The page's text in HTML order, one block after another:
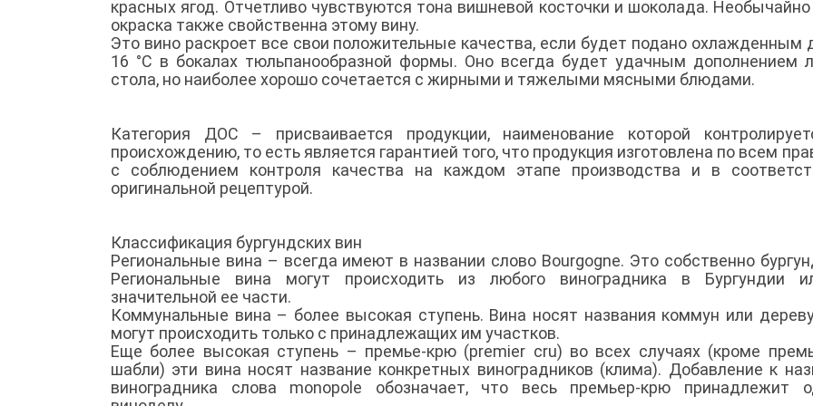
красных ягод. Отчетливо чувствуются тона вишневой косточки и шоколада. Необычайно
окраска также свойственна этому вину.
Это вино раскроет все свои положительные качества, если будет подано охлажденным
16 °С в бокалах тюльпанообразной формы. Оно всегда будет удачным дополнением
стола, но наиболее хорошо сочетается с жирными и тяжелыми мясными блюдами.
Категория ДОС – присваивается продукции, наименование которой
происхождению, то есть является гарантией того, что продукция изготовлена по всем
с соблюдением контроля качества на каждом этапе производства и в
оригинальной рецептурой.
Классификация бургундских вин
Региональные вина – всегда имеют в названии слово Bourgogne. Это собственно
Региональные вина могут происходить из любого виноградника в Бургундии
значительной ее части.
Коммунальные вина – более высокая ступень. Вина носят названия коммун или
могут происходить только с принадлежащих им участков.
Еще более высокая ступень – премье-крю (premier cru) во всех случаях (кроме
шабли) эти вина носят название конкретных виноградников (клима). Добавление к
виноградника слова monopole обозначает, что весь премьер-крю принадлежит